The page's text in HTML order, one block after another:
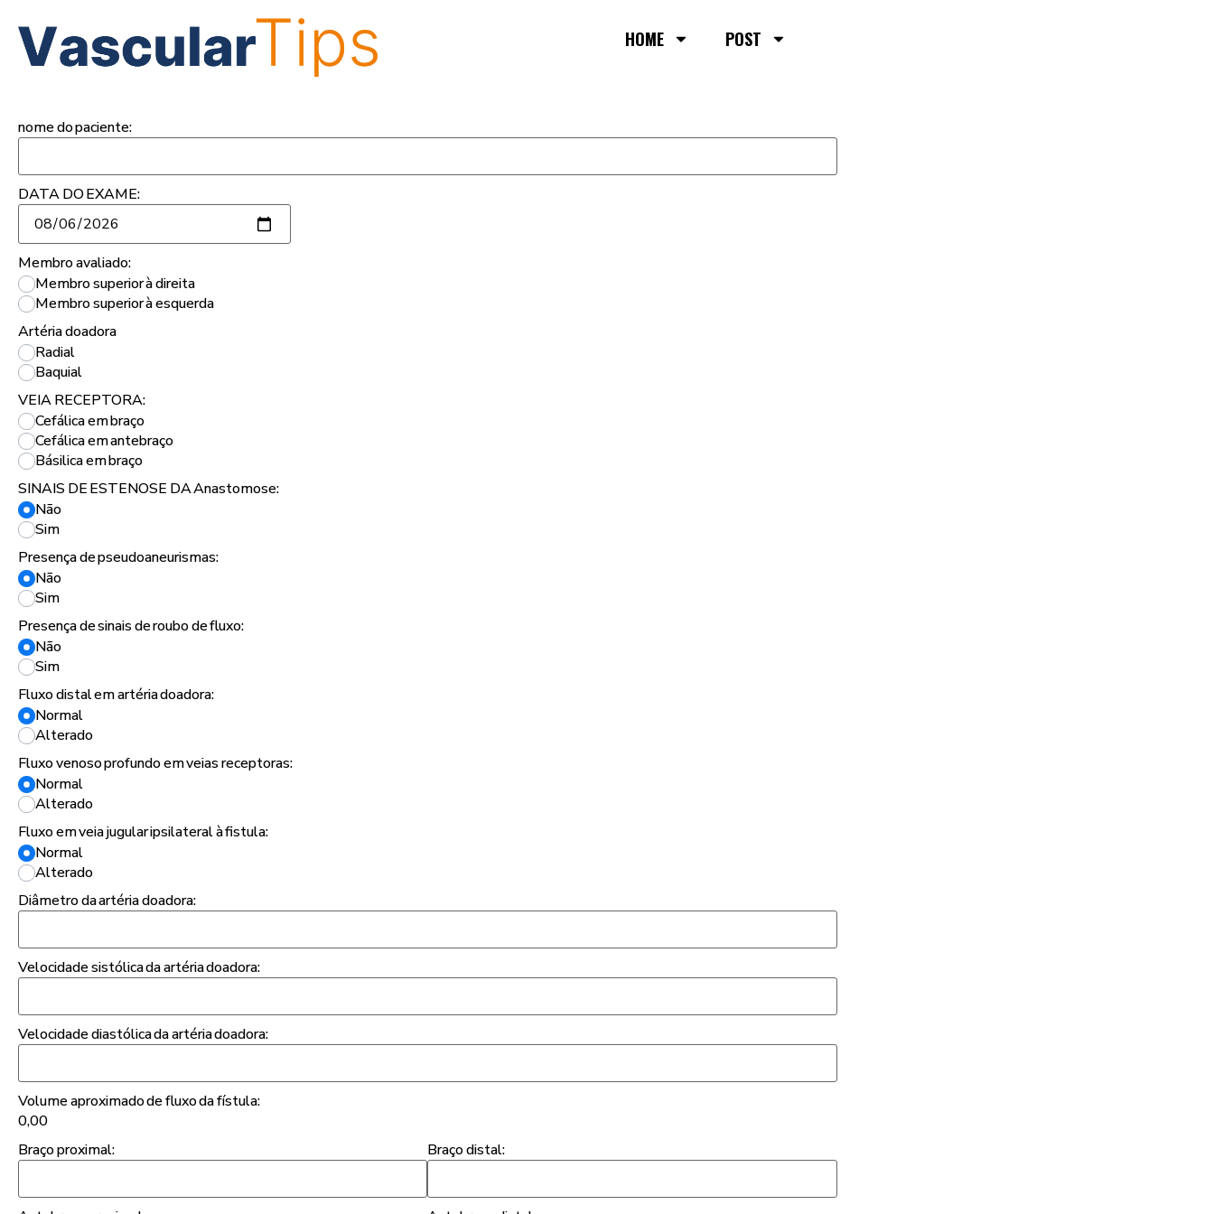
HOME POST
nome do paciente:
DATA DO EXAME:
Membro avaliado:
Membro superior à direita
Membro superior à esquerda
Artéria doadora
Radial
Baquial
VEIA RECEPTORA:
Cefálica em braço
Cefálica em antebraço
Básilica em braço
SINAIS DE ESTENOSE DA Anastomose:
Não
Sim
Presença de pseudoaneurismas:
Não
Sim
Presença de sinais de roubo de fluxo:
Não
Sim
Fluxo distal em artéria doadora:
Normal
Alterado
Fluxo venoso profundo em veias receptoras:
Normal
Alterado
Fluxo em veia jugular ipsilateral à fistula:
Normal
Alterado
Diâmetro da artéria doadora:
Velocidade sistólica da artéria doadora:
Velocidade diastólica da artéria doadora:
Volume aproximado de fluxo da fístula:
0,00
Braço proximal:
Braço distal: